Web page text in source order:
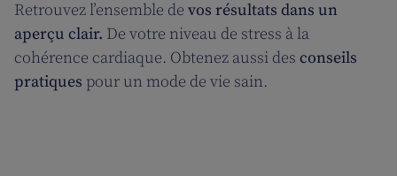
Retrouvez l’ensemble de vos résultats dans un
aperçu clair. De votre niveau de stress à la
cohérence cardiaque. Obtenez aussi des conseils
pratiques pour un mode de vie sain.